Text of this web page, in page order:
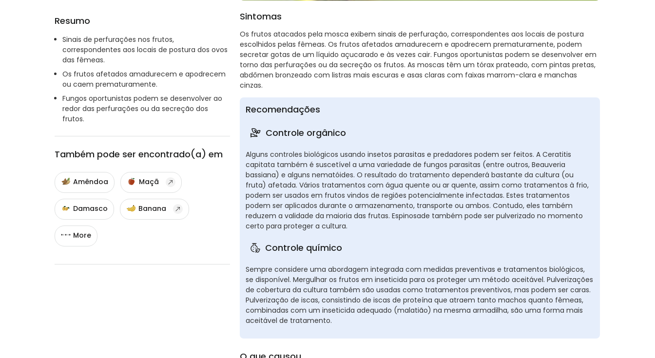
Resumo
Sinais de perfurações nos frutos,
correspondentes aos locais de postura dos ovos
das fêmeas.
Os frutos afetados amadurecem e apodrecem
ou caem prematuramente.
Fungos oportunistas podem se desenvolver ao
redor das perfurações ou da secreção dos
frutos.
Também pode ser encontrado(a) em
Amêndoa Maçã
Damasco Banana
More
Sintomas
Os frutos atacados pela mosca exibem sinais de perfuração, correspondentes aos locais de postura
escolhidos pelas fêmeas. Os frutos afetados amadurecem e apodrecem prematuramente, podem
secretar gotas de um líquido açucarado e às vezes cair. Fungos oportunistas podem se desenvolver em
torno das perfurações ou da secreção os frutos. As moscas têm um tórax prateado, com pintas pretas,
abdômen bronzeado com listras mais escuras e asas claras com faixas marrom-clara e manchas
cinzas.
Recomendações
Controle orgânico
Alguns controles biológicos usando insetos parasitas e predadores podem ser feitos. A Ceratitis
capitata também é suscetível a uma variedade de fungos parasitas (entre outros, Beauveria
bassiana) e alguns nematóides. O resultado do tratamento dependerá bastante da cultura (ou
fruta) afetada. Vários tratamentos com água quente ou ar quente, assim como tratamentos à frio,
podem ser usados em frutos vindos de regiões potencialmente infectadas. Estes tratamentos
podem ser aplicados durante o armazenamento, transporte ou ambos. Contudo, eles também
reduzem a validade da maioria das frutas. Espinosade também pode ser pulverizado no momento
certo para proteger a cultura.
Controle químico
Sempre considere uma abordagem integrada com medidas preventivas e tratamentos biológicos,
se disponível. Mergulhar os frutos em inseticida para os proteger um método aceitável. Pulverizações
de cobertura da cultura também são usadas como tratamentos preventivos, mas podem ser caras.
Pulverização de iscas, consistindo de iscas de proteína que atraem tanto machos quanto fêmeas,
combinadas com um inseticida adequado (malatião) na mesma armadilha, são uma forma mais
aceitável de tratamento.